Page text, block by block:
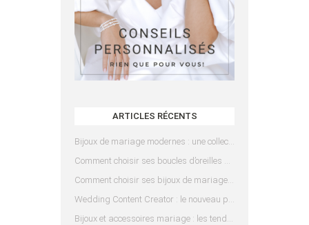
ARTICLES RÉCENTS
Bijoux de mariage modernes : une collection pensée pour les mariées d’aujourd’hui
Comment choisir ses boucles d’oreilles de mariée en fonction de sa coiffure ?
Comment choisir ses bijoux de mariage en fonction de sa robe ?
Wedding Content Creator : le nouveau prestataire indispensable pour votre mariage
Bijoux et accessoires mariage : les tendances 2025